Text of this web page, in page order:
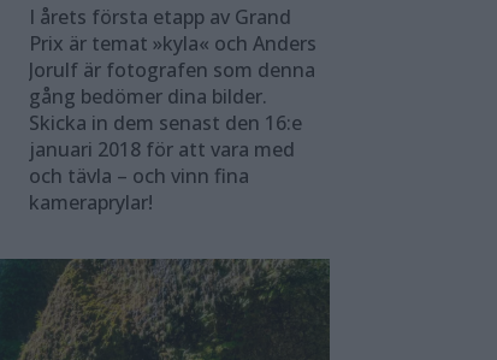
I årets första etapp av Grand
Prix är temat »kyla« och Anders
Jorulf är fotografen som denna
gång be­dömer dina bilder.
Skicka in dem senast den 16:e
januari 2018 för ­att vara med
och tävla – och vinn fina
kameraprylar!